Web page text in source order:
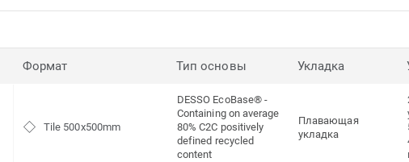
Формат Тип основы Укладка
Tile 500x500mm
DESSO EcoBase® -
Containing on average
80% C2C positively
defined recycled
content
Плавающая
укладка